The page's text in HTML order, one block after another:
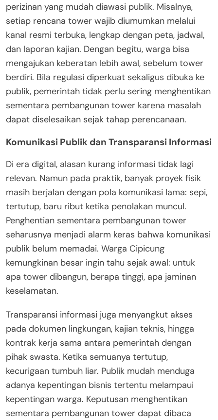
perizinan yang mudah diawasi publik. Misalnya,
setiap rencana tower wajib diumumkan melalui
kanal resmi terbuka, lengkap dengan peta, jadwal,
dan laporan kajian. Dengan begitu, warga bisa
mengajukan keberatan lebih awal, sebelum tower
berdiri. Bila regulasi diperkuat sekaligus dibuka ke
publik, pemerintah tidak perlu sering menghentikan
sementara pembangunan tower karena masalah
dapat diselesaikan sejak tahap perencanaan.
Komunikasi Publik dan Transparansi Informasi
Di era digital, alasan kurang informasi tidak lagi
relevan. Namun pada praktik, banyak proyek fisik
masih berjalan dengan pola komunikasi lama: sepi,
tertutup, baru ribut ketika penolakan muncul.
Penghentian sementara pembangunan tower
seharusnya menjadi alarm keras bahwa komunikasi
publik belum memadai. Warga Cipicung
kemungkinan besar ingin tahu sejak awal: untuk
apa tower dibangun, berapa tinggi, apa jaminan
keselamatan.
Transparansi informasi juga menyangkut akses
pada dokumen lingkungan, kajian teknis, hingga
kontrak kerja sama antara pemerintah dengan
pihak swasta. Ketika semuanya tertutup,
kecurigaan tumbuh liar. Publik mudah menduga
adanya kepentingan bisnis tertentu melampaui
kepentingan warga. Keputusan menghentikan
sementara pembangunan tower dapat dibaca